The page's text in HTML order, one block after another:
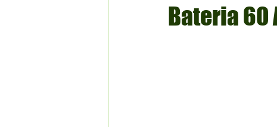
Bateria 60